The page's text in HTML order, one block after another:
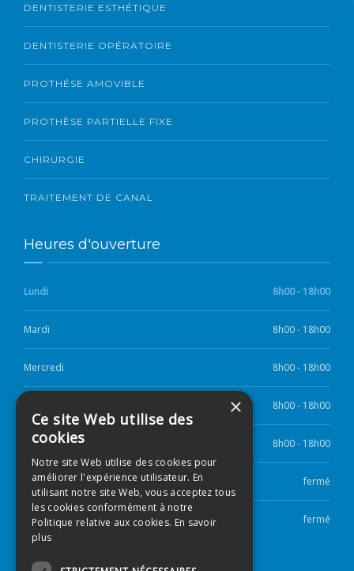
DENTISTERIE ESTHÉTIQUE
DENTISTERIE OPÉRATOIRE
PROTHÉSE AMOVIBLE
PROTHÈSE PARTIELLE FIXE
CHIRURGIE
TRAITEMENT DE CANAL
Heures d'ouverture
Lundi 8h00 - 18h00
Mardi 8h00 - 18h00
Mercredi 8h00 - 18h00
8h00 - 18h00
Vendredi 8h00 - 18h00
Samedi fermé
Dimanche fermé
×
Ce site Web utilise des
cookies
Notre site Web utilise des cookies pour
améliorer l'expérience utilisateur. En
utilisant notre site Web, vous acceptez tous
les cookies conformément à notre
Politique relative aux cookies. En savoir
plus